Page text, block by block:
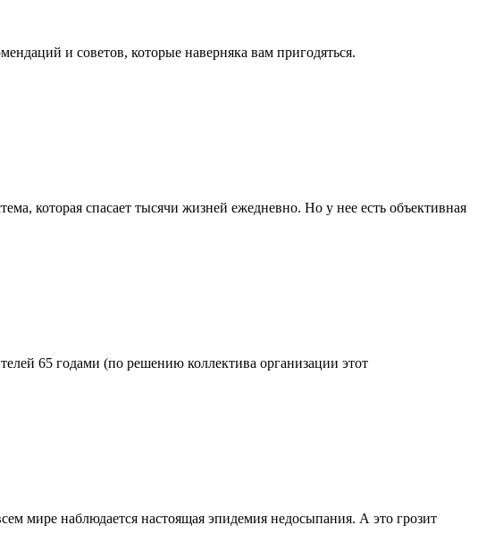
и советов, которые наверняка вам пригодяться.
которая спасает тысячи жизней ежедневно. Но у нее есть объективная
65 годами (по решению коллектива организации этот
мире наблюдается настоящая эпидемия недосыпания. А это грозит